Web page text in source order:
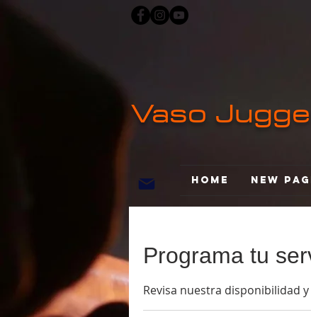
Vaso
Home New
Programa tu
Revisa nuestra disponibilidad